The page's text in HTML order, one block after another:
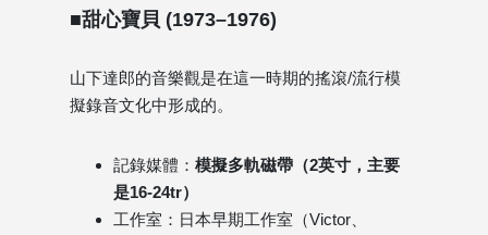
■甜心寶貝 (1973–1976)
山下達郎的音樂觀是在這一時期的搖滾/流行模
擬錄音文化中形成的。
記錄媒體： 模擬多軌磁帶（2英寸，主要
是16-24tr）
工作室：日本早期工作室（Victor、